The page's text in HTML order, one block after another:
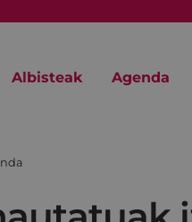
Albisteak Agenda